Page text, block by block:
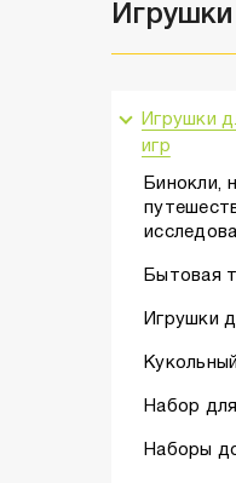
Игрушки
игр
Бинокли,
Бытовая
Игрушки
Набор
Наборы